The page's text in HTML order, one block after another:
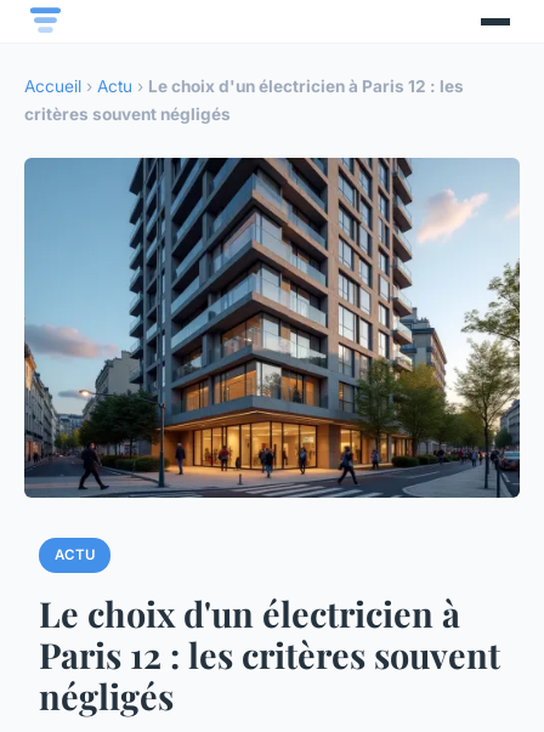
Accueil › Actu › Le choix d'un électricien à Paris 12 : les
critères souvent négligés
ACTU
Le choix d'un électricien à
Paris 12 : les critères souvent
négligés